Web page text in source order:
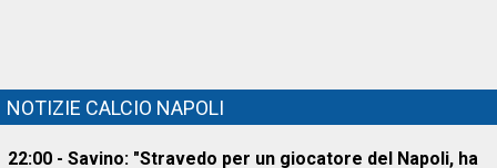
NOTIZIE CALCIO NAPOLI
22:00 - Savino: "Stravedo per un giocatore del Napoli, ha